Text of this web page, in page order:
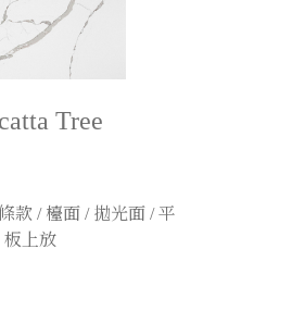
Tree
款 / 檯面 / 拋光面 / 平
板上放